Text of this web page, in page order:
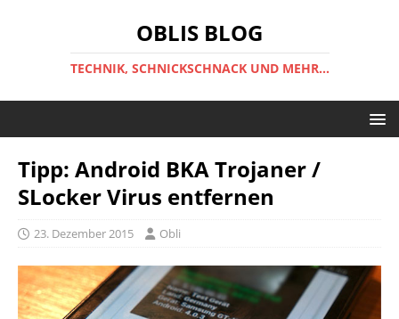
OBLIS BLOG
TECHNIK, SCHNICKSCHNACK UND MEHR...
Tipp: Android BKA Trojaner /
SLocker Virus entfernen
23. Dezember 2015 Obli